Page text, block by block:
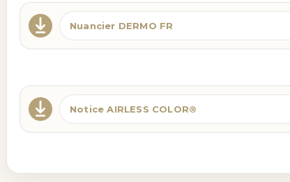
Nuancier DERMO FR
Notice AIRLESS COLOR®